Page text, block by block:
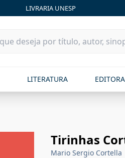
LIVRARIA UNESP
LITERATURA
Tirinhas
Mario Sergio Cortella